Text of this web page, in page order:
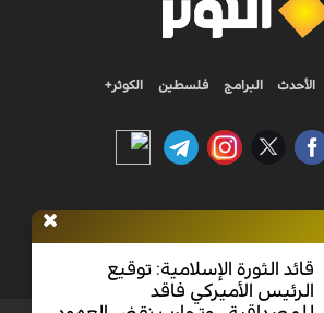
قائد الثورة الإسلامية: توقيع
الرئيس الأميركي فاقد
الأحدث البرامج فلسطين الكوثر+
جميع الحقوق محفوظة